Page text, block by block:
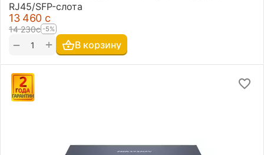
RJ45/SFP-слота
13 460 с
14 230с -5%
+
− В корзину